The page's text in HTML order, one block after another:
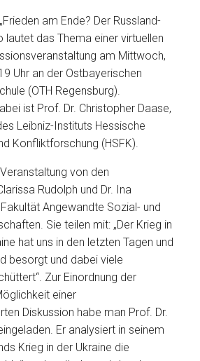
am Ende? Der Russland-
lautet das Thema einer virtuellen
am Mittwoch,
Uhr an der Ostbayerischen
(OTH Regensburg).
ist Prof. Dr. Christopher Daase,
Leibniz-Instituts Hessische
Konfliktforschung (HSFK).
von den
Rudolph und Dr. Ina
Angewandte Sozial- und
Sie teilen mit: „Der Krieg in
hat uns in den letzten Tagen und
besorgt und dabei viele
Zur Einordnung der
einer
Diskussion habe man Prof. Dr.
Er analysiert in seinem
Krieg in der Ukraine die